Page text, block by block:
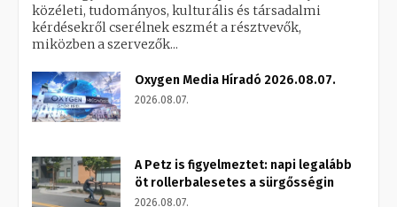
közéleti, tudományos, kulturális és társadalmi
kérdésekről cserélnek eszmét a résztvevők,
miközben a szervezők...
Oxygen Media Híradó 2026.08.07.
2026.08.07.
A Petz is figyelmeztet: napi legalább
öt rollerbalesetes a sürgősségin
2026.08.07.